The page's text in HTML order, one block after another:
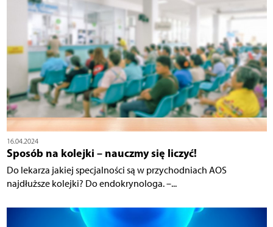
16.04.2024
Sposób na kolejki – nauczmy się liczyć!
Do lekarza jakiej specjalności są w przychodniach AOS
najdłuższe kolejki? Do endokrynologa. –...